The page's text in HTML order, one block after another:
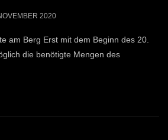
2020
am Berg Erst mit dem Beginn des 20.
die benötigte Mengen des